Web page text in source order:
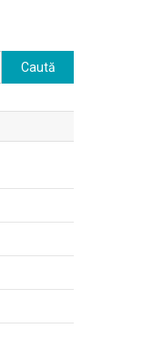
Caută
după: